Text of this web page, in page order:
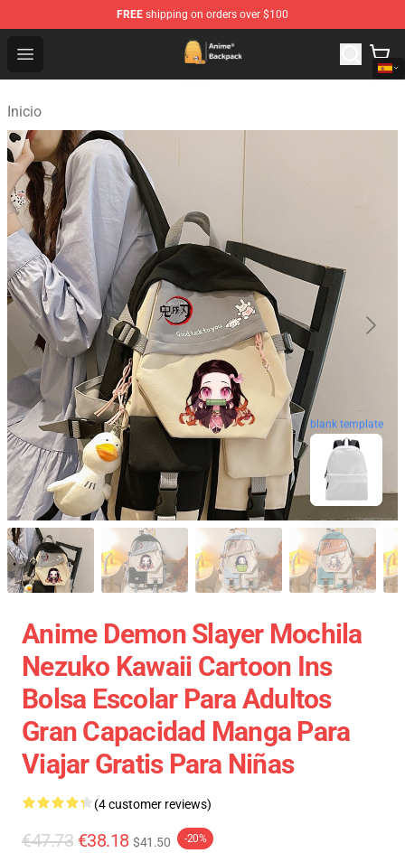
FREE shipping on orders over $100
Open menu
Anime Backpack Shop - Official Anime Backpack Store
Inicio
blank template
Anime Demon Slayer Mochila
Nezuko Kawaii Cartoon Ins
Bolsa Escolar Para Adultos
Gran Capacidad Manga Para
Viajar Gratis Para Niñas
(4 customer reviews)
€47.73 €38.18 $41.50 -20%